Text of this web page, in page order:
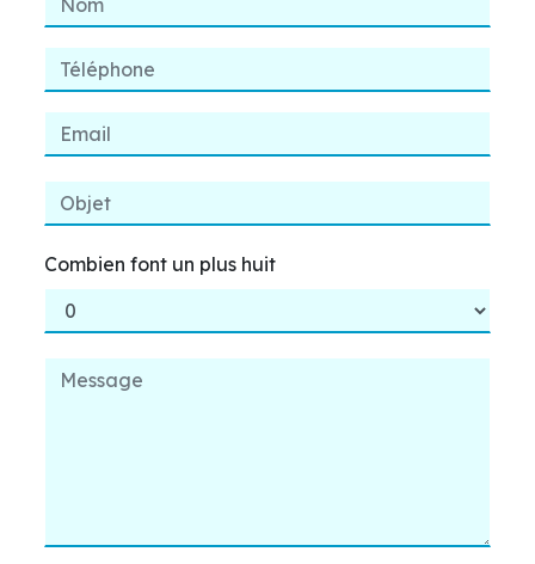
Combien font un plus huit